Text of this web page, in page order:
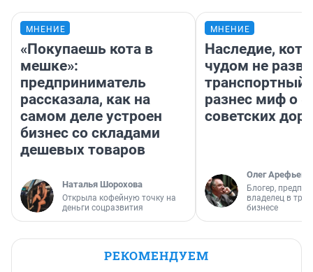
МНЕНИЕ
«Покупаешь кота в
мешке»:
предприниматель
рассказала, как на
самом деле устроен
бизнес со складами
дешевых товаров
Наталья Шорохова
Открыла кофейную точку на
деньги соцразвития
МНЕНИЕ
Наследие,
чудом не
транспортный
разнес миф о
советских
Олег Арефьев
Блогер,
владелец в
бизнесе
РЕКОМЕНДУЕМ